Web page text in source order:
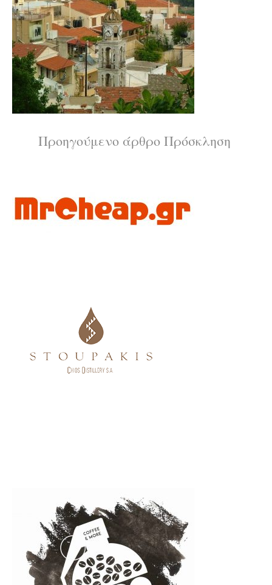
Διαβάστε
περισσότερα
Προηγούμενο άρθρο Πρόσκληση